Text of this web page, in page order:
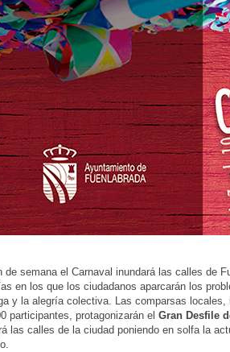
de semana el Carnaval inundará las calles de
en los que los ciudadanos aparcarán los
y la alegría colectiva. Las comparsas
participantes, protagonizarán el Gran Desfile
las calles de la ciudad poniendo en solfa la